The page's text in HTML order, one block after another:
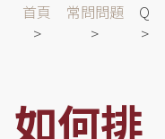
導
首頁 常問問題 Q
如何排